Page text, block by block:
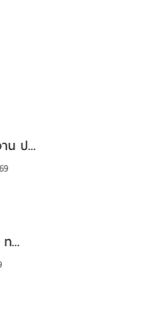
าน ป...
...